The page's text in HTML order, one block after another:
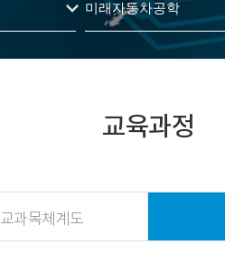
미래자동차공학
교육과정
교과목체계도